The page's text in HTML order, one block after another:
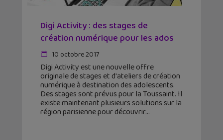
Digi Activity : des stages de
création numérique pour les ados
10 octobre 2017
Digi Activity est une nouvelle offre
originale de stages et d'ateliers de création
numérique à destination des adolescents.
Des stages sont prévus pour la Toussaint. Il
existe maintenant plusieurs solutions sur la
région parisienne pour découvrir